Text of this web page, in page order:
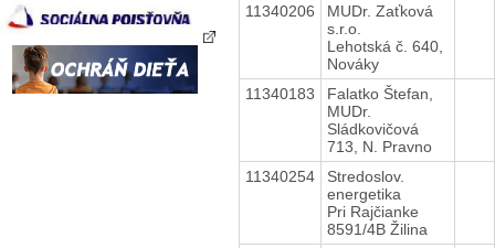
11340206
MUDr. Zaťková
s.r.o.
Lehotská č. 640,
Nováky
11340183
Falatko Štefan,
MUDr.
Sládkovičová
713, N. Pravno
11340254
Stredoslov.
energetika
Pri Rajčianke
8591/4B Žilina